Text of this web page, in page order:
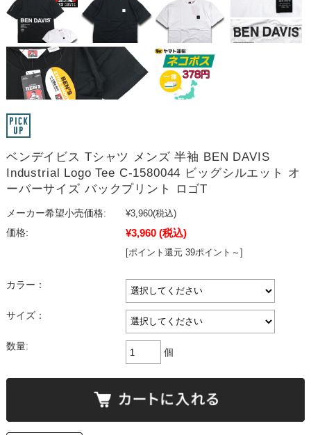
ベンデイビス Tシャツ メンズ 半袖 BEN DAVIS
Industrial Logo Tee C-1580044 ビッグシルエット オ
ーバーサイズ バックプリント ロゴT
メーカー希望小売価格: ¥3,960(税込)
価格:
¥3,960 (税込)
[ポイント還元 39ポイント～]
カラー：
サイズ：
数量:
個